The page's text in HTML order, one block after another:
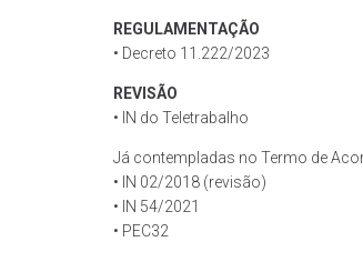
REGULAMENTAÇÃO
• Decreto 11.222/2023
REVISÃO
• IN do Teletrabalho
Já contempladas no Termo de
• IN 02/2018 (revisão)
• IN 54/2021
• PEC32